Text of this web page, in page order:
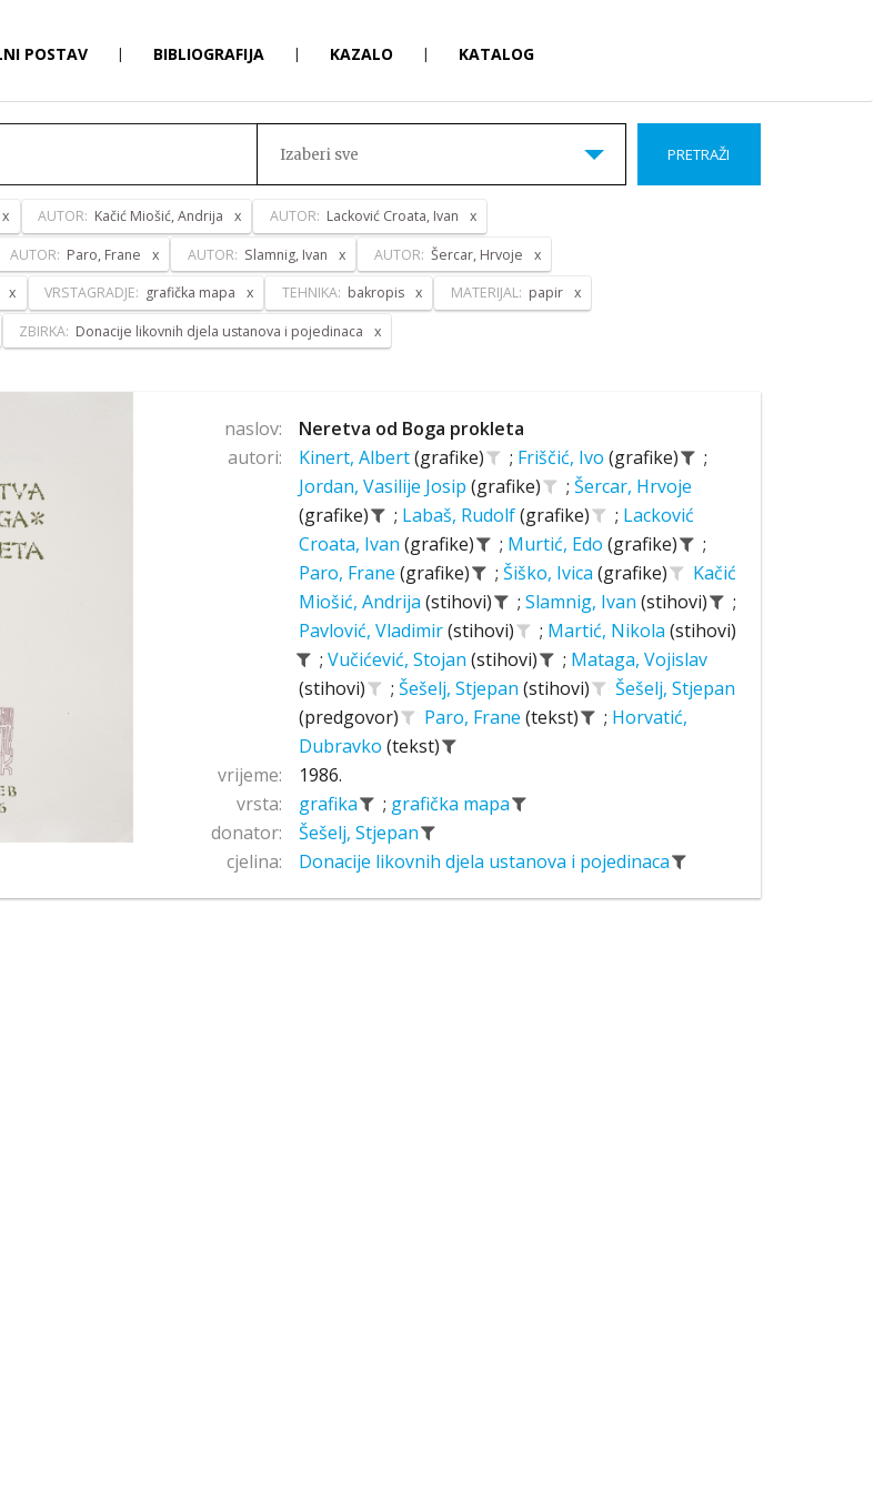
POSTAV | BIBLIOGRAFIJA | KAZALO | KATALOG
Izaberi sve PRETRAŽI
AUTOR: Kačić Miošić, Andrija AUTOR: Lacković Croata, Ivan
AUTOR: Paro, Frane AUTOR: Slamnig, Ivan AUTOR: Šercar, Hrvoje
VRSTAGRADJE: grafička mapa TEHNIKA: bakropis MATERIJAL: papir
ZBIRKA: Donacije likovnih djela ustanova i pojedinaca
naslov:
Neretva od Boga prokleta
autori:
Kinert, Albert(grafike) ; Friščić, Ivo (grafike)
;
Jordan, Vasilije Josip (grafike) ; Šercar, Hrvoje
(grafike)
; Labaš, Rudolf(grafike) ; Lacković
Croata, Ivan (grafike) ; Murtić, Edo (grafike)
;
Paro, Frane (grafike) ; Šiško, Ivica (grafike)
Kačić
Miošić, Andrija (stihovi) ; Slamnig, Ivan (stihovi)
;
Pavlović, Vladimir(stihovi) ; Martić, Nikola (stihovi)
; Vučićević, Stojan (stihovi) ; Mataga, Vojislav
(stihovi)
; Šešelj, Stjepan (stihovi)
Šešelj, Stjepan
(predgovor)
Paro, Frane (tekst) ; Horvatić,
Dubravko (tekst)
vrijeme:
1986.
vrsta:
grafika ; grafička mapa
donator:
Šešelj, Stjepan
cjelina:
Donacije likovnih djela ustanova i pojedinaca